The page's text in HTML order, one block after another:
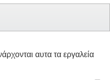
αυτα τα εργαλεία